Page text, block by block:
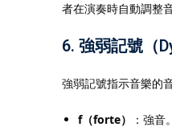
者在演奏時自動調整
6. 強弱記號（
強弱記號指示音樂的
f（forte）
：強音。